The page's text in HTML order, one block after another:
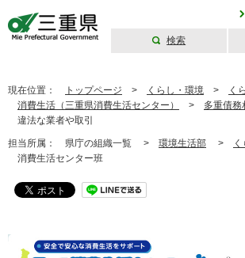
検索
現在位置： トップページ > くらし・環境 > く
消費生活（三重県消費生活センター）
> 多重債務
違法な業者や取引
担当所属： 県庁の組織一覧 > 環境生活部 >
消費生活センター班